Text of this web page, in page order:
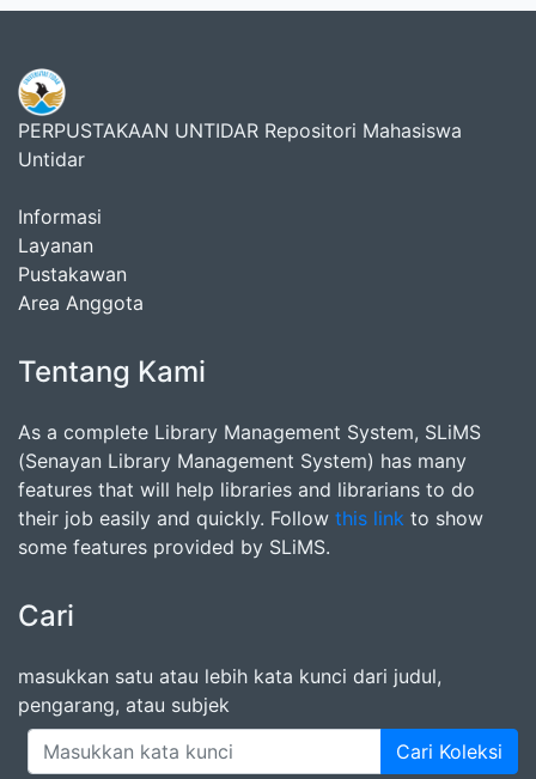
PERPUSTAKAAN UNTIDAR Repositori Mahasiswa
Untidar
Informasi
Layanan
Pustakawan
Area Anggota
Tentang Kami
As a complete Library Management System, SLiMS
(Senayan Library Management System) has many
features that will help libraries and librarians to do
their job easily and quickly. Follow this link to show
some features provided by SLiMS.
Cari
masukkan satu atau lebih kata kunci dari judul,
pengarang, atau subjek
Cari Koleksi